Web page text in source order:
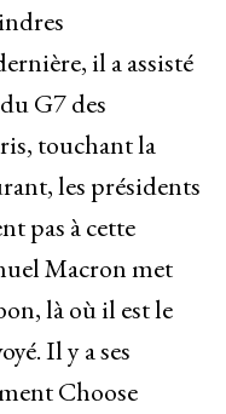
il a assisté
G7 des
touchant la
les présidents
pas à cette
Macron met
là où il est le
Il y a ses
Choose